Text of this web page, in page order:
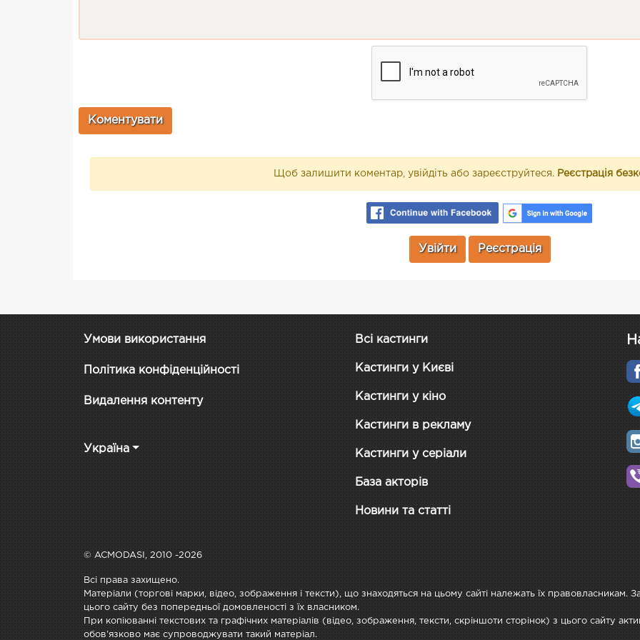
Щоб залишити коментар, увійдіть або зареєструйтеся. Реєстрація
Увійти Реєстрація
Умови використання
Політика конфіденційності
Видалення контенту
Україна
Всі кастинги
Кастинги у Києві
Кастинги у кіно
Кастинги в рекламу
Кастинги у серіали
База акторів
Новини та статті
© ACMODASI, 2010 -2026
Всі права захищено.
Матеріали (торгові марки, відео, зображення і тексти), що знаходяться на цьому сайті належать їх правовласникам.
цього сайту без попередньої домовленості з їх власником.
При копіюванні текстових та графічних матеріалів (відео, зображення, тексти, скріншоти сторінок) з цього сайту
обов'язково має супроводжувати такий матеріал.